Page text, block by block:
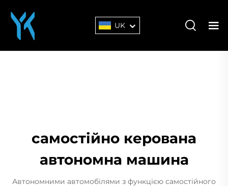
UK
самостійно керована
автономна машина
Автономними автомобілями з функцією самостійного